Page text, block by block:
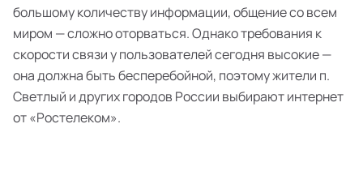
большому количеству информации, общение со всем
миром — сложно оторваться. Однако требования к
скорости связи у пользователей сегодня высокие —
она должна быть бесперебойной, поэтому жители п.
Светлый и других городов России выбирают интернет
от «Ростелеком».